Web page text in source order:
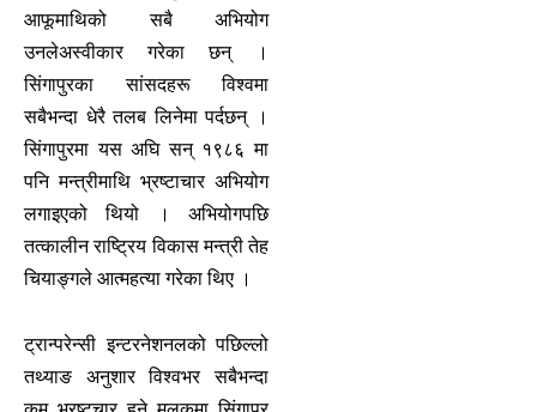
आफूमाथिको सबै अभियोग
उनलेअस्वीकार गरेका छन् ।
सिंगापुरका सांसदहरू विश्वमा
सबैभन्दा धेरै तलब लिनेमा पर्दछन् ।
सिंगापुरमा यस अघि सन् १९८६ मा
पनि मन्त्रीमाथि भ्रष्टाचार अभियोग
लगाइएको थियो । अभियोगपछि
तत्कालीन राष्ट्रिय विकास मन्त्री तेह
चियाङ्गले आत्महत्या गरेका थिए ।
ट्रान्परेन्सी इन्टरनेशनलको पछिल्लो
तथ्याङ अनुशार विश्वभर सबैभन्दा